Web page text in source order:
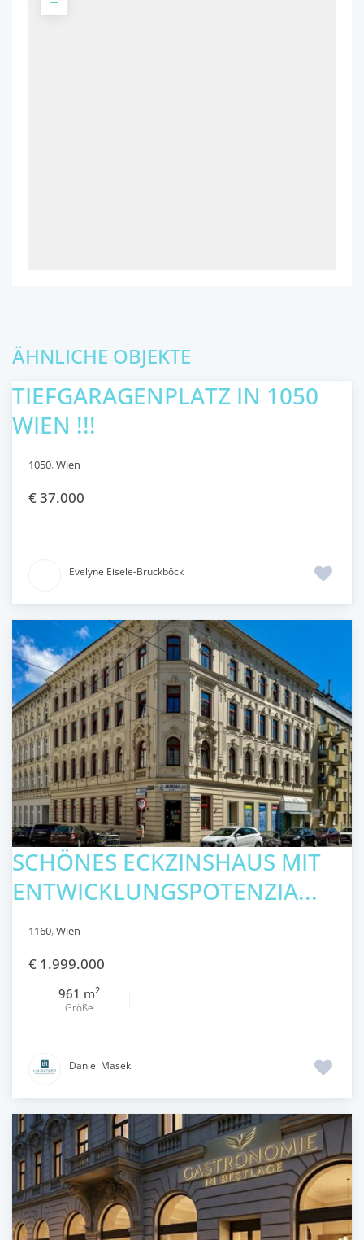
ÄHNLICHE OBJEKTE
TIEFGARAGENPLATZ IN 1050
WIEN !!!
1050,Wien
€ 37.000
Evelyne Eisele-Bruckböck
SCHÖNES ECKZINSHAUS MIT
ENTWICKLUNGSPOTENZIA...
1160,Wien
€ 1.999.000
961 m2
Größe
Daniel Masek